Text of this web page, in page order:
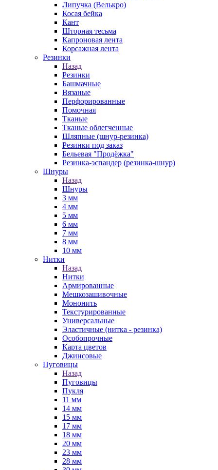
Липучка (Велькро)
Косая бейка
Кант
Шторная тесьма
Капроновая лента
Корсажная лента
Резинки
Назад
Резинки
Башмачные
Вязаные
Перфорированные
Помочная
Тканые
Тканые облегченные
Шляпные (шнур-резинка)
Резинки под заказ
Бельевая "Продёжка"
Резинка-эспандер (резинка-шнур)
Шнуры
Назад
Шнуры
3 мм
4 мм
5 мм
6 мм
7 мм
8 мм
10 мм
Нитки
Назад
Нитки
Армированные
Мешкозашивочные
Мононить
Текстурированные
Универсальные
Эластичные (нитка - резинка)
Особопрочные
Карта цветов
Джинсовые
Пуговицы
Назад
Пуговицы
Пукля
11 мм
14 мм
15 мм
17 мм
18 мм
20 мм
23 мм
28 мм